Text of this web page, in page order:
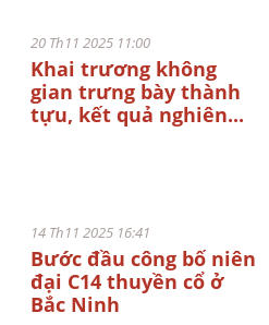
20 Th11 2025 11:00
Khai trương không
gian trưng bày thành
tựu, kết quả nghiên...
14 Th11 2025 16:41
Bước đầu công bố niên
đại C14 thuyền cổ ở
Bắc Ninh